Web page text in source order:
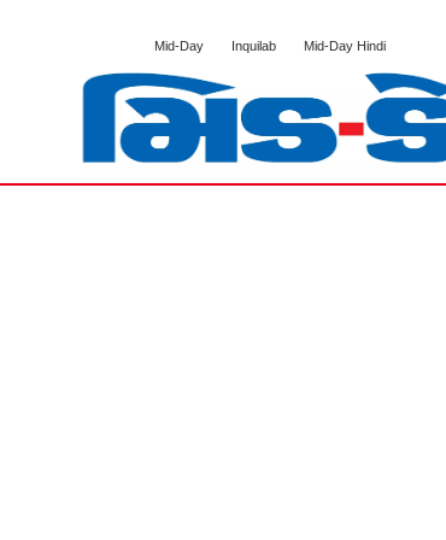
Mid-Day Inquilab Mid-Day Hindi